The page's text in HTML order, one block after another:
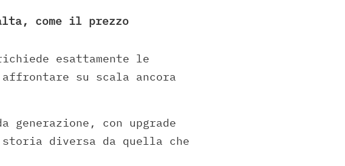
alta, come il prezzo
esattamente le
su scala ancora
con upgrade
diversa da quella che